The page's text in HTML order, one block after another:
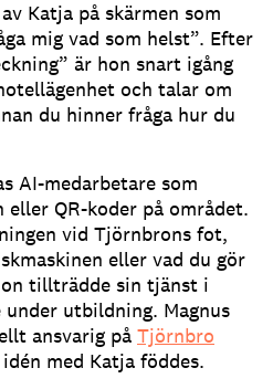
Katja på skärmen som
mig vad som helst”. Efter
är hon snart igång
och talar om
du hinner fråga hur du
AI-medarbetare som
eller QR-koder på området.
vid Tjörnbrons fot,
eller vad du gör
tillträdde sin tjänst i
utbildning. Magnus
ansvarig på Tjörnbro
med Katja föddes.